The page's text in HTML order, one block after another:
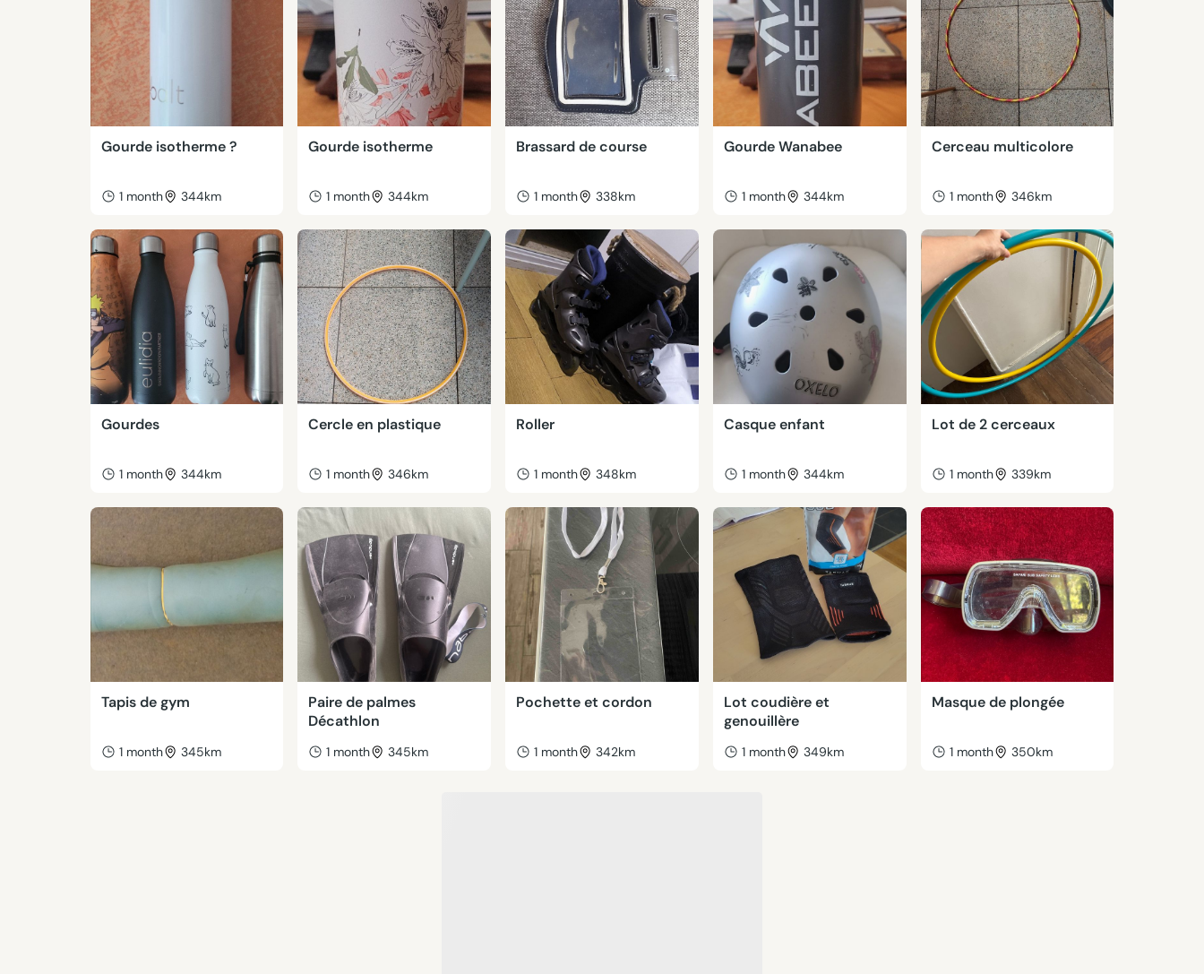
Gourde isotherme ?
1 month 344km
Gourde isotherme
1 month 344km
Brassard de course
1 month 338km
Gourde Wanabee
1 month 344km
Cerceau multicolore
1 month 346km
Gourdes
1 month 344km
Cercle en plastique
1 month 346km
Roller
1 month 348km
Casque enfant
1 month 344km
Lot de 2 cerceaux
1 month 339km
Tapis de gym
1 month 345km
Paire de palmes
Décathlon
1 month 345km
Pochette et cordon
1 month 342km
Lot coudière et
genouillère
1 month 349km
Masque de plongée
1 month 350km